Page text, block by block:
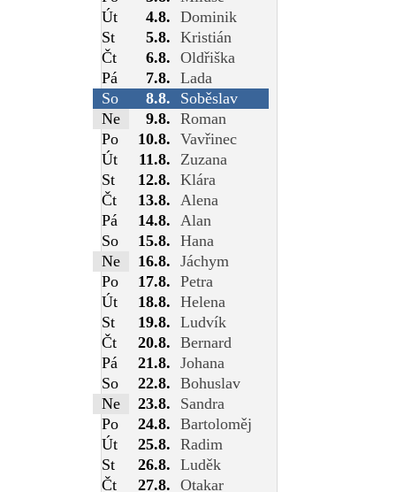
Út
4.8. Dominik
St
5.8. Kristián
Čt
6.8. Oldřiška
Pá
7.8. Lada
So
8.8.
Soběslav
Ne
9.8. Roman
Po
10.8. Vavřinec
Út
11.8.
Zuzana
St
12.8. Klára
Čt
13.8.
Alena
Pá
14.8.
Alan
So
15.8. Hana
Ne
16.8. Jáchym
Po
17.8. Petra
Út
18.8. Helena
St
19.8. Ludvík
Čt
20.8. Bernard
Pá
21.8. Johana
So
22.8. Bohuslav
Ne
23.8.
Sandra
Po
24.8. Bartoloměj
Út
25.8. Radim
St
26.8. Luděk
Čt
27.8. Otakar